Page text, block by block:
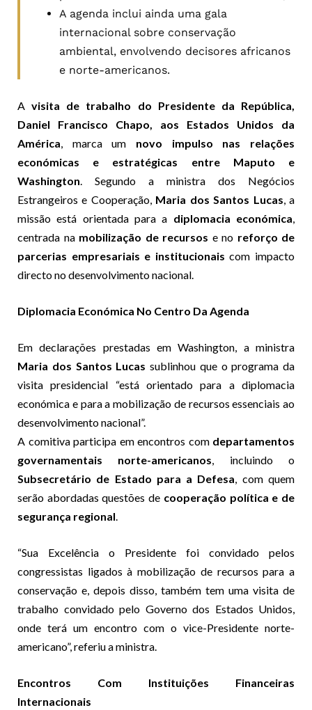
A agenda inclui ainda uma gala
internacional sobre conservação
ambiental, envolvendo decisores africanos
e norte-americanos.
Avisita de trabalho do Presidente da República,
Daniel Francisco Chapo, aos Estados Unidos da
América, marca um novo impulso nas relações
económicas e estratégicas entre Maputo e
Washington. Segundo a ministra dos Negócios
Estrangeiros e Cooperação, Maria dos Santos Lucas, a
missão está orientada para a diplomacia económica,
centrada na mobilização de recursos e no reforço de
parcerias empresariais e institucionais com impacto
directo no desenvolvimento nacional.
Diplomacia Económica No Centro Da Agenda
Em declarações prestadas em Washington, a ministra
Maria dos Santos Lucas sublinhou que o programa da
visita presidencial “está orientado para a diplomacia
económica e para a mobilização de recursos essenciais ao
desenvolvimento nacional”.
A comitiva participa em encontros com departamentos
governamentais norte-americanos, incluindo o
Subsecretário de Estado para a Defesa, com quem
serão abordadas questões de cooperação política e de
segurança regional.
“Sua Excelência o Presidente foi convidado pelos
congressistas ligados à mobilização de recursos para a
conservação e, depois disso, também tem uma visita de
trabalho convidado pelo Governo dos Estados Unidos,
onde terá um encontro com o vice-Presidente norte-
americano”, referiu a ministra.
Encontros Com Instituições Financeiras
Internacionais